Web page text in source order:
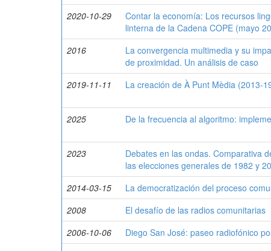
2020-10-29
Contar la economía: Los recursos
linterna de la Cadena COPE (mayo
2016
La convergencia multimedia y su
de proximidad. Un análisis de caso
2019-11-11 La creación de À Punt Mèdia (2013-
2025
De la frecuencia al algoritmo:
2023
Debates en las ondas. Comparativa
las elecciones generales de 1982 y
2014-03-15 La democratización del proceso
2008
El desafío de las radios comunitarias
2006-10-06
Diego San José: paseo radiofónico